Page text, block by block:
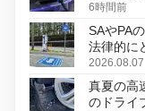
6時間前
SAやPA
法律的に
2026.08.07
真夏の高
のドライ